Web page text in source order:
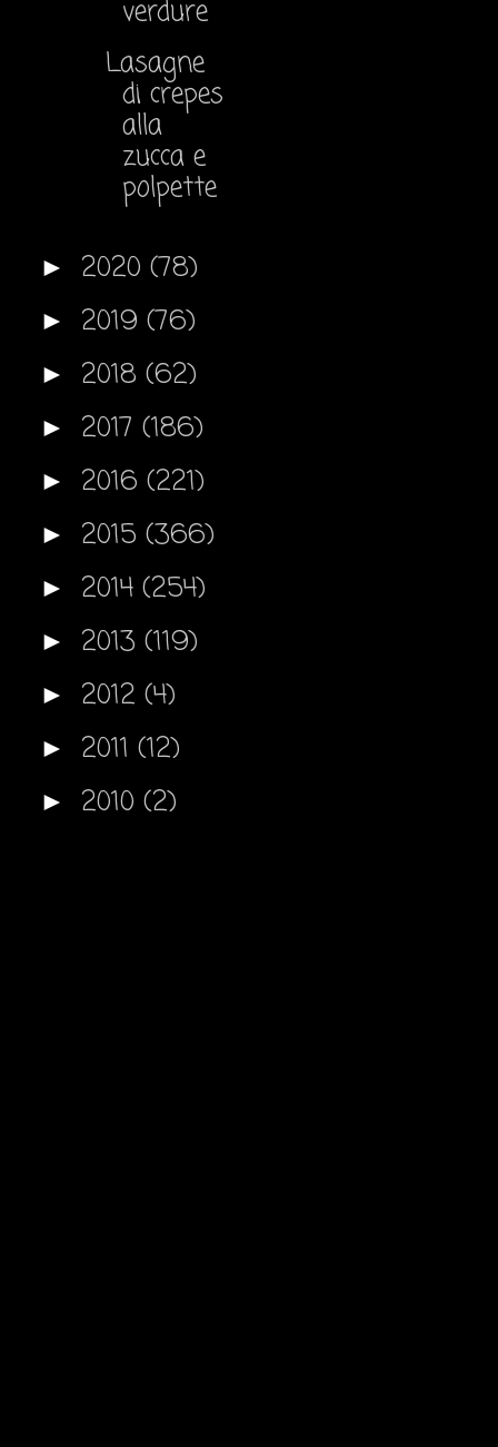
verdure
Lasagne
di crepes
alla
zucca e
polpette
► 2020 (78)
► 2019 (76)
► 2018 (62)
► 2017 (186)
► 2016 (221)
► 2015 (366)
► 2014 (254)
► 2013 (119)
► 2012 (4)
► 2011 (12)
► 2010 (2)